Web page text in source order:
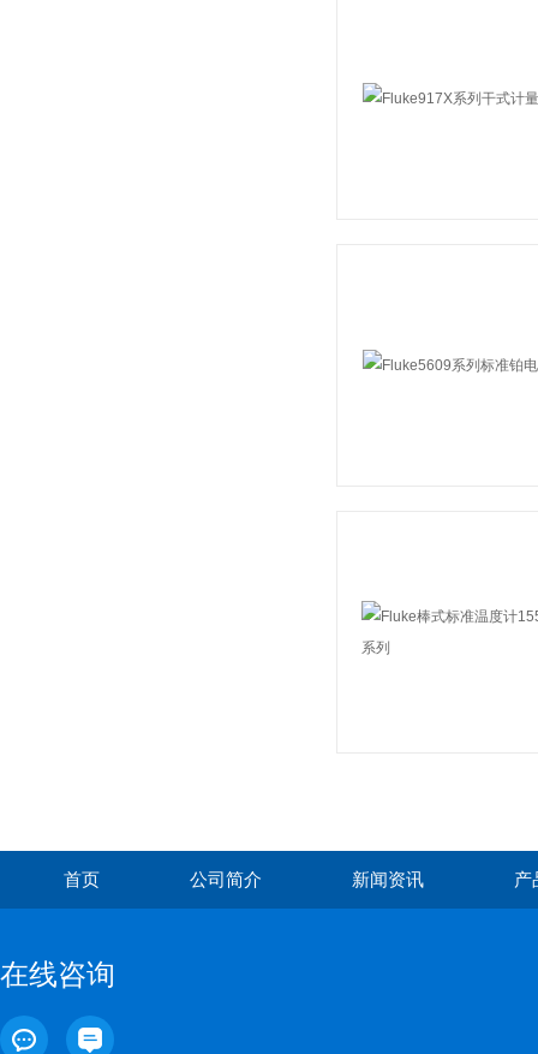
首页 公司简介 新闻资讯 产
在线咨询